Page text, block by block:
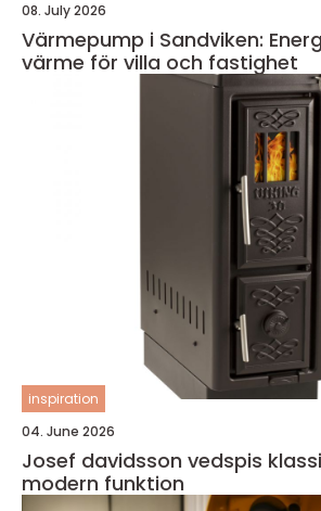
08. July 2026
Värmepump i Sandviken:
värme för villa och fastighet
inspiration
04. June 2026
Josef davidsson vedspis klassisk värme med
modern funktion